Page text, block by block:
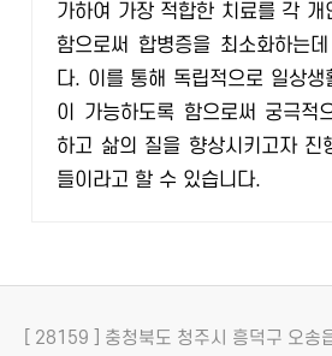
가하여 가장 적합한 치료를 각 개
함으로써 합병증을 최소화하는
다. 이를 통해 독립적으로 일상생
이 가능하도록 함으로써 궁극적
하고 삶의 질을 향상시키고자 진
들이라고 할 수 있습니다.
[ 28159 ] 충청북도 청주시 흥덕구 오송